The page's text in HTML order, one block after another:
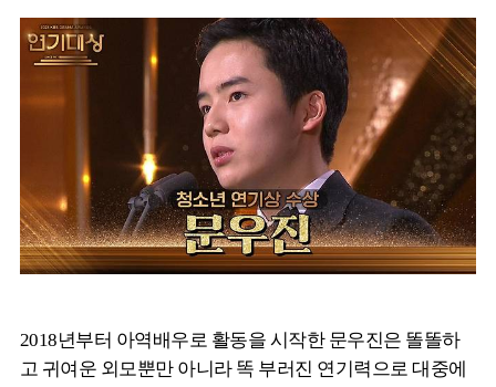
2018년부터 아역배우로 활동을 시작한 문우진은 똘똘하
고 귀여운 외모뿐만 아니라 똑 부러진 연기력으로 대중에